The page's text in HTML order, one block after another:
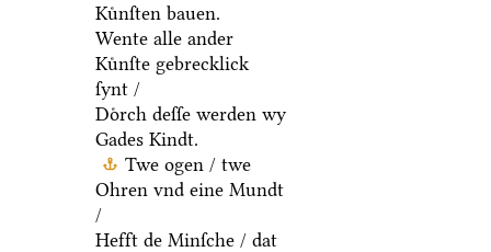
Kuͤnſten bauen.
Wente alle ander
Kuͤnſte gebrecklick
ſynt /
Doͤrch deſſe werden wy
Gades Kindt.
Twe ogen / twe
Ohren vnd eine Mundt
/
Hefft de Minſche / dat